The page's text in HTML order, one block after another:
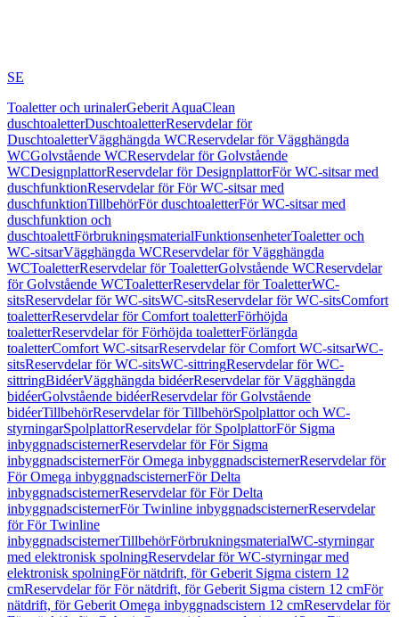
SE
Toaletter och urinalerGeberit AquaClean
duschtoaletterDuschtoaletterReservdelar för
DuschtoaletterVägghängda WCReservdelar för Vägghängda
WCGolvstående WCReservdelar för Golvstående
WCDesignplattorReservdelar för DesignplattorFör WC-sitsar med
duschfunktionReservdelar för För WC-sitsar med
duschfunktionTillbehörFör duschtoaletterFör WC-sitsar med
duschfunktion och
duschtoalettFörbrukningsmaterialFunktionsenheterToaletter och
WC-sitsarVägghängda WCReservdelar för Vägghängda
WCToaletterReservdelar för ToaletterGolvstående WCReservdelar
för Golvstående WCToaletterReservdelar för ToaletterWC-
sitsReservdelar för WC-sitsWC-sitsReservdelar för WC-sitsComfort
toaletterReservdelar för Comfort toaletterFörhöjda
toaletterReservdelar för Förhöjda toaletterFörlängda
toaletterComfort WC-sitsarReservdelar för Comfort WC-sitsarWC-
sitsReservdelar för WC-sitsWC-sittringReservdelar för WC-
sittringBidéerVägghängda bidéerReservdelar för Vägghängda
bidéerGolvstående bidéerReservdelar för Golvstående
bidéerTillbehörReservdelar för TillbehörSpolplattor och WC-
styrningarSpolplattorReservdelar för SpolplattorFör Sigma
inbyggnadscisternerReservdelar för För Sigma
inbyggnadscisternerFör Omega inbyggnadscisternerReservdelar för
För Omega inbyggnadscisternerFör Delta
inbyggnadscisternerReservdelar för För Delta
inbyggnadscisternerFör Twinline inbyggnadscisternerReservdelar
för För Twinline
inbyggnadscisternerTillbehörFörbrukningsmaterialWC-styrningar
med elektronisk spolningReservdelar för WC-styrningar med
elektronisk spolningFör nätdrift, för Geberit Sigma cistern 12
cmReservdelar för För nätdrift, för Geberit Sigma cistern 12 cmFör
nätdrift, för Geberit Omega inbyggnadscistern 12 cmReservdelar för